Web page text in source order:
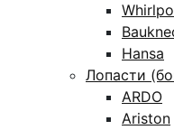
Hansa
Лопасти
ARDO
Ariston